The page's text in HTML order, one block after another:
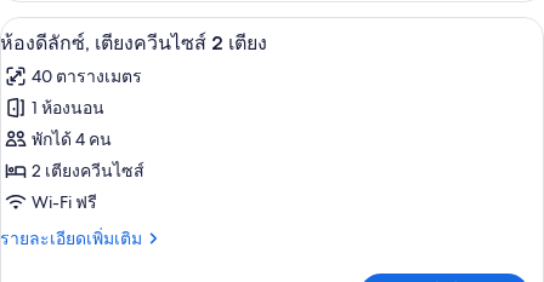
คิง
ไซส์
1
เตียง
กับ
ห้อง
ลัก
ซ์,
เตียง
คิง
ไซส์
เตียง
เปิด
ภาพถ่าย
ทั้งหมด
ของ
ห้อง
ดี
ลัก
ห้องดีลักซ์, เตียงควีนไซส์ 2 เตียง | เ
6
ห้องดีลักซ์, เตียงควีนไซส์ 2 เตียง
40 ตารางเมตร
1 ห้องนอน
พักได้ 4 คน
2 เตียงควีนไซส์
Wi-Fi ฟรี
รายละเอียดเพิ่มเติม
ราย